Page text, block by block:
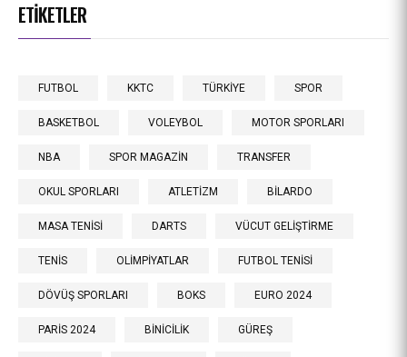
ETIKETLER
FUTBOL KKTC TÜRKİYE SPOR
BASKETBOL VOLEYBOL MOTOR SPORLARI
NBA SPOR MAGAZİN TRANSFER
OKUL SPORLARI ATLETİZM BİLARDO
MASA TENİSİ DARTS VÜCUT GELİŞTİRME
TENİS OLİMPİYATLAR FUTBOL TENİSİ
DÖVÜŞ SPORLARI BOKS EURO 2024
PARİS 2024 BİNİCİLİK GÜREŞ